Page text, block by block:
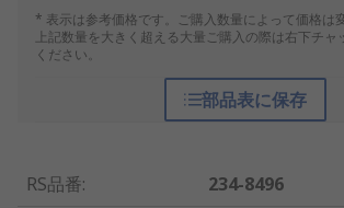
* 表示は参考価格です。ご購入数量によって価格は
上記数量を大きく超える大量ご購入の際は右下チャ
ください。
部品表に保存
RS品番:
234-8496